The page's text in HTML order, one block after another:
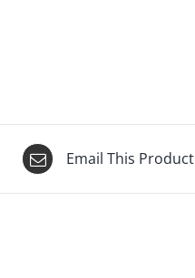
Email This Product